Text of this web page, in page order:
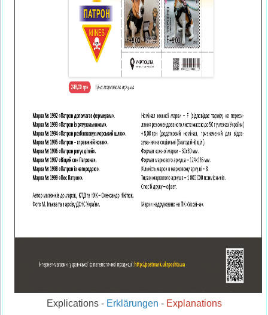
Explications - Erklärungen - Explanations